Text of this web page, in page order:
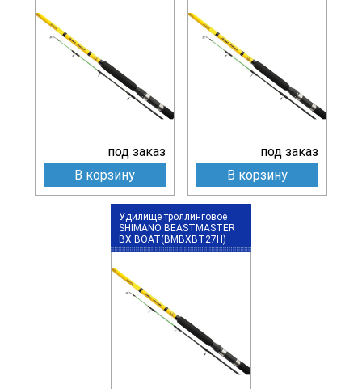
под заказ
В корзину
под заказ
В корзину
Удилище троллинговое
SHIMANO BEASTMASTER
BX BOAT(BMBXBT27H)